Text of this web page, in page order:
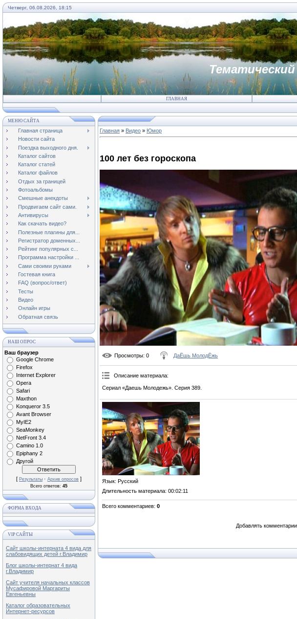
Четверг, 06.08.2026, 18:15
ГЛАВНАЯ
МЕНЮ САЙТА
Главная страница
Новости сайта
Поездка выходного дня.
Каталог сайтов
Каталог статей
Каталог файлов
Отдых за границей
Фотоальбомы
Смешные анекдоты
Продвигаем сайт сами.
Антивирусы
Как скачать видео?
Полезные плагины для...
Регистратор доменных...
Рейтинг популярных с...
Программа настройки ...
Сами своими руками
Гостевая книга
FAQ (вопрос/ответ)
Тесты
Видео
Онлайн игры
Обратная связь
НАШ ОПРОС
Ваш браузер
Google Chrome
Firefox
Internet Explorer
Opera
Safari
Maxthon
Konqueror 3.5
Avant Browser
MyIE2
SeaMonkey
NetFront 3.4
Camino 1.0
Epiphany 2
Другой
[ Результаты · Архив опросов ]
Всего ответов: 45
ФОРМА ВХОДА
VIP САЙТЫ
Сайт школы-интерната 4 вида для
слабовидящих детей г.Владимир
Блог школы-интернат 4 вида
г.Владимир
Сайт учителя начальных классов
Мусафировой Маргариты
Евгеньевны
Каталог образовательных
Интернет-ресурсов
Главная » Видео » Юмор
100 лет без гороскопа
Просмотры: 0 ДаЁшь МолодЁжь
Описание материала:
Сериал «Даешь Молодежь». Серия 389.
Язык: Русский
Длительность материала: 00:02:11
Всего комментариев: 0
Добавлять